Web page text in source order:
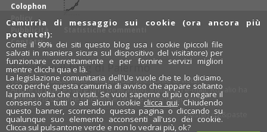
Colophon
Policy
Pubblicità
Contatti
Statistiche commenti
Rosalio è il blog di Palermo
754 autoriraccontano Palermo dal loro punto di vista.
Anche tu puoi essere uno degli autori: inviaci un' e-mail. Rosalio ha
anche una sezionefotobloge una sezionevideoblog.
Designcut&paste
Rosalio.it
Camurrìa di messaggio sui cookie (ora ancora più
potente!):
Come il 90% dei siti questo blog usa i cookie (piccoli file
salvati in maniera sicura sul dispositivo del visitatore) per
funzionare correttamente e per fornire servizi migliori
mentre clicchi qua e là.
La legislazione comunitaria dell'Ue vuole che te lo diciamo,
ecco perché questa camurrìa di avviso che appare soltanto
la prima volta che ci visiti. Se vuoi saperne di più o negare il
consenso a tutti o ad alcuni cookie clicca qui. Chiudendo
questo banner, scorrendo questa pagina o cliccando su
qualunque suo elemento acconsenti all'uso dei cookie.
Clicca sul pulsantone verde e non lo vedrai più, ok?